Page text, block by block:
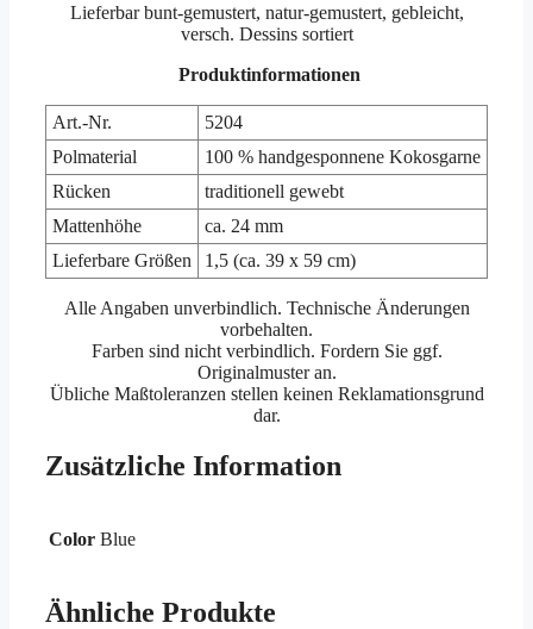
Lieferbar bunt-gemustert, natur-gemustert, gebleicht,
versch. Dessins sortiert
Produktinformationen
Art.-Nr.
5204
Polmaterial
100 % handgesponnene Kokosgarne
Rücken
traditionell gewebt
Mattenhöhe
ca. 24 mm
Lieferbare Größen
1,5 (ca. 39 x 59 cm)
Alle Angaben unverbindlich. Technische Änderungen
vorbehalten.
Farben sind nicht verbindlich. Fordern Sie ggf.
Originalmuster an.
Übliche Maßtoleranzen stellen keinen Reklamationsgrund
dar.
Zusätzliche Information
Color Blue
Ähnliche Produkte